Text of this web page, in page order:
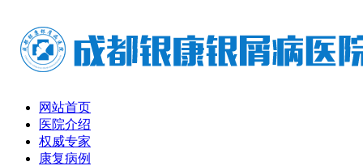
网站首页
医院介绍
权威专家
康复病例